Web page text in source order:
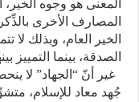
المعنى هو وجوه
المصارف الأخرى
الخير العام، وبذلك
الصدقة، بينما
غير أنّ “الجهاد” لا
جُهد معاد للإسلام،